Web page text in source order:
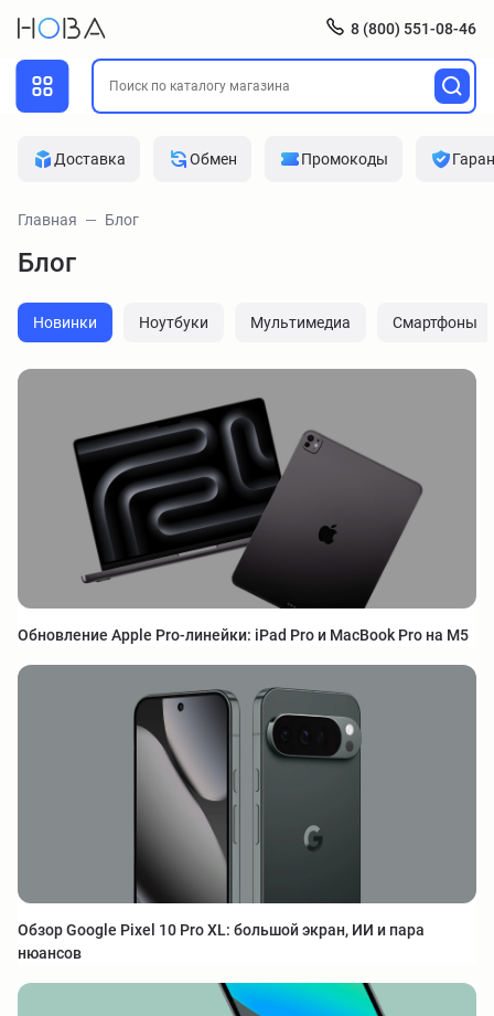
8 (800) 551-08-46
Доставка Обмен Промокоды
Главная Блог
Блог
Новинки Ноутбуки Мультимедиа Смартфоны
Обновление Apple Pro-линейки: iPad Pro и MacBook Pro на M5
Обзор Google Pixel 10 Pro XL: большой экран, ИИ и пара
нюансов